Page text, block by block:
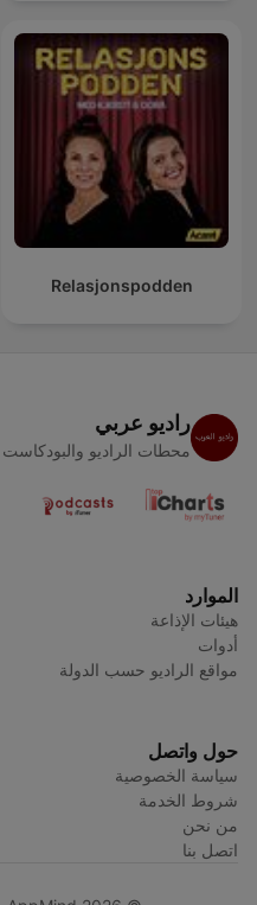
Relasjonspodden
راديو عربي
محطات الراديو والبودكاست
الموارد
هيئات الإذاعة
أدوات
مواقع الراديو حسب الدولة
حول واتصل
سياسة الخصوصية
شروط الخدمة
من نحن
اتصل بنا